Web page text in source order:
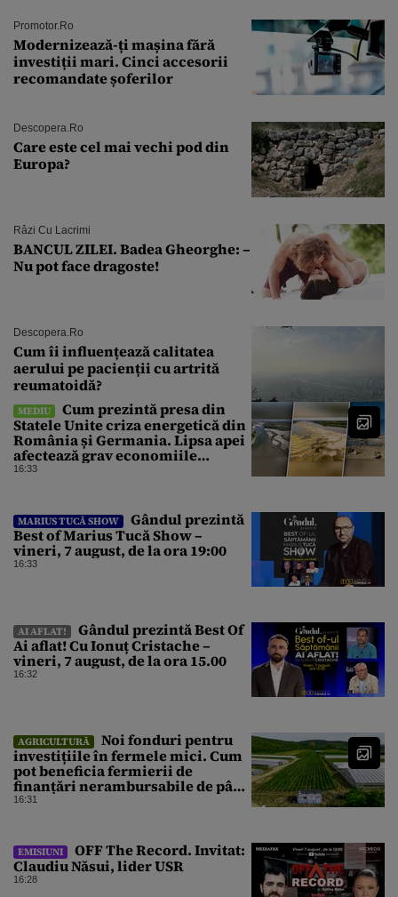
Promotor.ro
Modernizează-ți mașina fără
investiții mari. Cinci accesorii
recomandate șoferilor
Descopera.ro
Care este cel mai vechi pod din
Europa?
Râzi Cu Lacrimi
BANCUL ZILEI. Badea Gheorghe: –
Nu pot face dragoste!
Descopera.ro
Cum îi influențează calitatea
aerului pe pacienții cu artrită
reumatoidă?
MEDIU
Cum prezintă presa din
Statele Unite criza energetică din
România și Germania. Lipsa apei
afectează grav economiile
Europei
16:33
MARIUS TUCĂ SHOW
Gândul prezintă
Best of Marius Tucă Show –
vineri, 7 august, de la ora 19:00
16:33
AI AFLAT!
Gândul prezintă Best Of
Ai aflat! Cu Ionuț Cristache –
vineri, 7 august, de la ora 15.00
16:32
AGRICULTURĂ
Noi fonduri pentru
investițiile în fermele mici. Cum
pot beneficia fermierii de
finanțări nerambursabile de până
la 50.000 de euro
16:31
EMISIUNI
OFF The Record. Invitat:
Claudiu Năsui, lider USR
16:28